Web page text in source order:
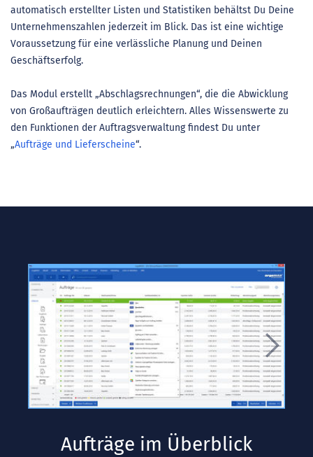
automatisch erstellter Listen und Statistiken behältst Du Deine
Unternehmenszahlen jederzeit im Blick. Das ist eine wichtige
Voraussetzung für eine verlässliche Planung und Deinen
Geschäftserfolg.
Das Modul erstellt „Abschlagsrechnungen“, die die Abwicklung
von Großaufträgen deutlich erleichtern. Alles Wissenswerte zu
den Funktionen der Auftragsverwaltung findest Du unter
„Aufträge und Lieferscheine“.
Aufträge im Überblick